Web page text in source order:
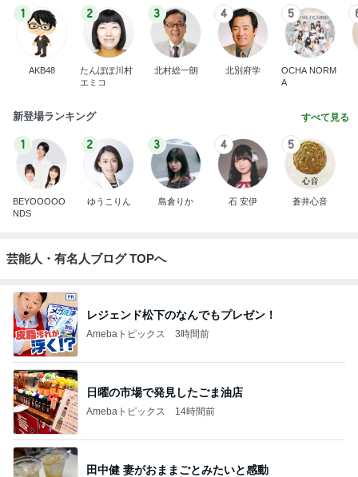
1
AKB48
2
たんぽぽ川村
エミコ
3
北村総一朗
4
北別府学
5
OCHA NORM
A
新登場ランキング すべて見る
1
BEYOOOOO
NDS
2
ゆうこりん
3
島倉りか
4
石 安伊
5
蒼井心音
芸能人・有名人ブログ TOPへ
レジェンド松下のなんでもプレゼン！
Amebaトピックス 3時間前
日曜の市場で発見したごま油店
Amebaトピックス 14時間前
田中健 妻がおままごとみたいと感動